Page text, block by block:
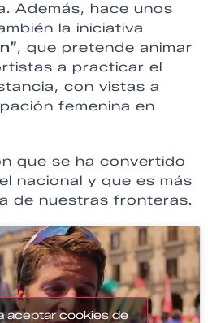
Además, hace unos
la iniciativa
, que pretende animar
a practicar el
con vistas a
femenina en
que se ha convertido
nacional y que es más
de nuestras fronteras.
aceptar cookies de